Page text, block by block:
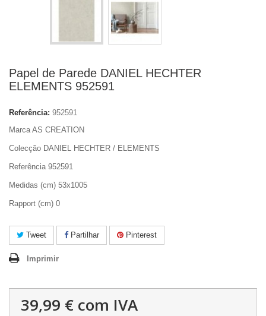
Papel de Parede DANIEL HECHTER
ELEMENTS 952591
Referência: 952591
Marca AS CREATION
Colecção DANIEL HECHTER / ELEMENTS
Referência 952591
Medidas (cm) 53x1005
Rapport (cm) 0
Tweet Partilhar Pinterest
Imprimir
39,99 € com IVA